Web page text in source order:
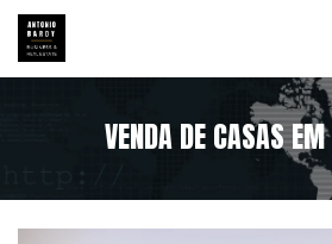
VENDA DE CASAS EM